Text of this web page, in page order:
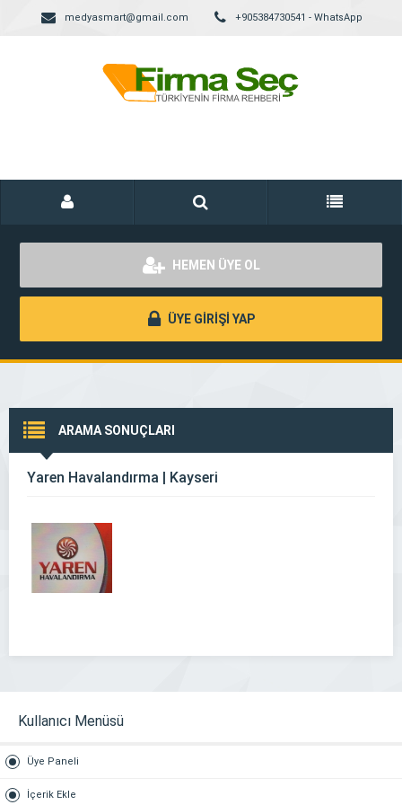
medyasmart@gmail.com +905384730541 - WhatsApp
HEMEN ÜYE OL
ÜYE GİRİŞİ YAP
ARAMA SONUÇLARI
Yaren Havalandırma | Kayseri
Kullanıcı Menüsü
Üye Paneli
İçerik Ekle